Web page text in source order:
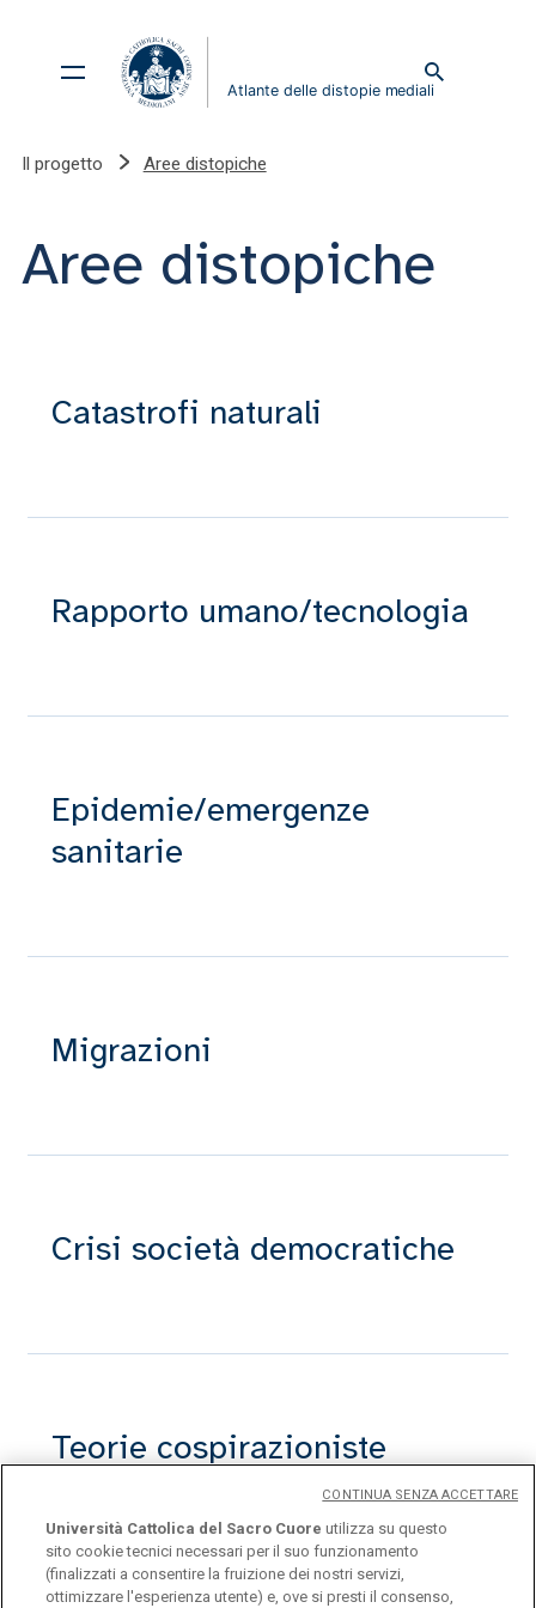
Il progetto Aree distopiche
Aree distopiche
Catastrofi naturali
Rapporto umano/tecnologia
Epidemie/emergenze
sanitarie
Migrazioni
Crisi società democratiche
Teorie cospirazioniste
Università Cattolica del Sacro Cuore utilizza su questo
sito cookie tecnici necessari per il suo funzionamento
(finalizzati a consentire la fruizione dei nostri servizi,
ottimizzare l'esperienza utente) e, ove si presti il consenso,
CONTINUA SENZA ACCETTARE